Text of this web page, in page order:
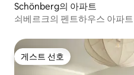
Schönberg의 아파트
쇠베르크의 펜트하우스 아파트
게스트 선호
게스트 선호